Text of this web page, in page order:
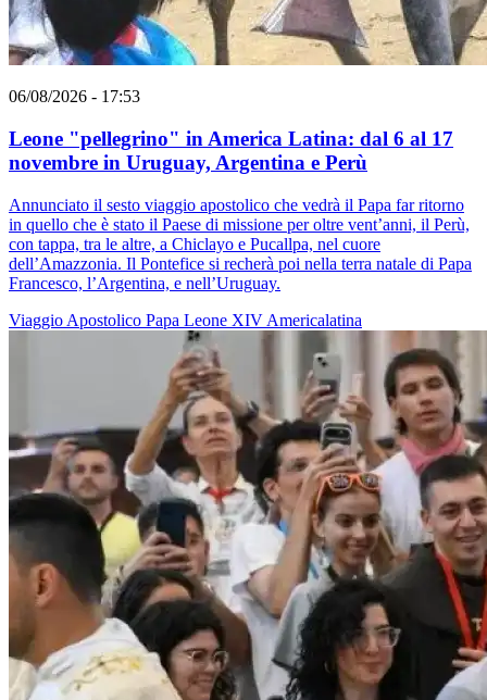
06/08/2026 - 17:53
Leone "pellegrino" in America Latina: dal 6 al 17
novembre in Uruguay, Argentina e Perù
Annunciato il sesto viaggio apostolico che vedrà il Papa far ritorno
in quello che è stato il Paese di missione per oltre vent’anni, il Perù,
con tappa, tra le altre, a Chiclayo e Pucallpa, nel cuore
dell’Amazzonia. Il Pontefice si recherà poi nella terra natale di Papa
Francesco, l’Argentina, e nell’Uruguay.
Viaggio Apostolico Papa Leone XIV Americalatina